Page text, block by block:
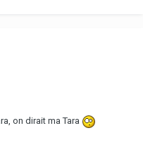
on dirait ma Tara